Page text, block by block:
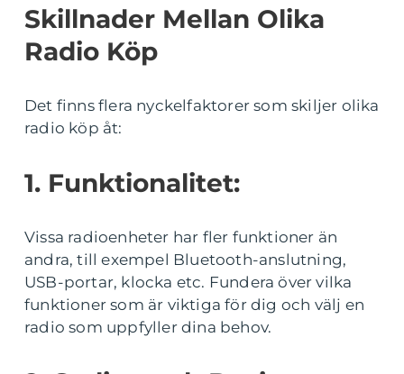
Skillnader Mellan Olika
Radio Köp
Det finns flera nyckelfaktorer som skiljer olika
radio köp åt:
1. Funktionalitet:
Vissa radioenheter har fler funktioner än
andra, till exempel Bluetooth-anslutning,
USB-portar, klocka etc. Fundera över vilka
funktioner som är viktiga för dig och välj en
radio som uppfyller dina behov.